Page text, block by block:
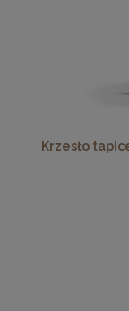
Krzesło